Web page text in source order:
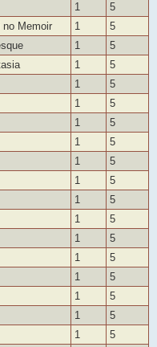
1
5
no Memoir 1
5
1
5
1
5
1
5
1
5
1
5
1
5
1
5
1
5
1
5
1
5
1
5
1
5
1
5
1
5
1
5
1
5